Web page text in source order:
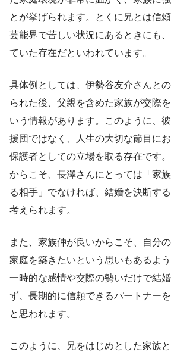
とが挙げられます。とくに兄とは信
芸能界で苦しい状況にあるときにも
ていた存在だといわれています。
具体例としては、伊勢谷友介さんと
られた後、父親を含めた家族が交際
いう情報があります。このように、
援団ではなく、人生の大切な節目に
保護者としての立場を取る存在です
からこそ、長澤さんにとっては「家
る相手」でなければ、結婚を決断す
考えられます。
また、家族仲が良いからこそ、自分
家庭を築きたいという思いもあるよ
一時的な感情や交際の勢いだけで結
ず、長期的に信頼できるパートナー
と思われます。
このように、兄をはじめとした家族